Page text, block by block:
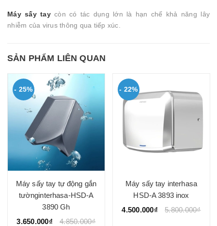
Máy sấy taycòn có tác dụng lớn là hạn chế khả năng lây
nhiễm của virus thông qua tiếp xúc.
SẢN PHẨM LIÊN QUAN
- 25%
Máy sấy tay tự động gắn
tườnginterhasa-HSD-A
3890 Gh
3.650.000₫
4.850.000₫
- 22%
Máy sấy tay interhasa
HSD-A 3893 inox
4.500.000₫
5.800.000₫